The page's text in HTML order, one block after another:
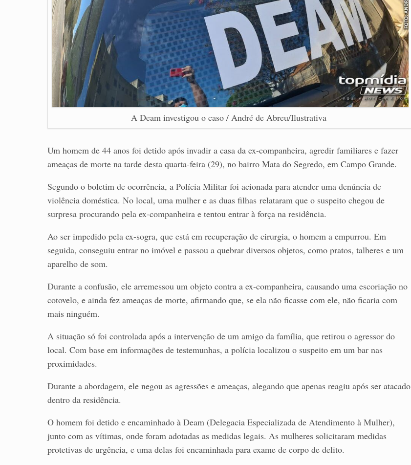
A Deam investigou o caso / André de Abreu/Ilustrativa
Um homem de 44 anos foi detido após invadir a casa da ex-companheira, agredir familiares e fazer
ameaças de morte na tarde desta quarta-feira (29), no bairro Mata do Segredo, em Campo Grande.
Segundo o boletim de ocorrência, a Polícia Militar foi acionada para atender uma denúncia de
violência doméstica. No local, uma mulher e as duas filhas relataram que o suspeito chegou de
surpresa procurando pela ex-companheira e tentou entrar à força na residência.
Ao ser impedido pela ex-sogra, que está em recuperação de cirurgia, o homem a empurrou. Em
seguida, conseguiu entrar no imóvel e passou a quebrar diversos objetos, como pratos, talheres e um
aparelho de som.
Durante a confusão, ele arremessou um objeto contra a ex-companheira, causando uma escoriação no
cotovelo, e ainda fez ameaças de morte, afirmando que, se ela não ficasse com ele, não ficaria com
mais ninguém.
A situação só foi controlada após a intervenção de um amigo da família, que retirou o agressor do
local. Com base em informações de testemunhas, a polícia localizou o suspeito em um bar nas
proximidades.
Durante a abordagem, ele negou as agressões e ameaças, alegando que apenas reagiu após ser atacado
dentro da residência.
O homem foi detido e encaminhado à Deam (Delegacia Especializada de Atendimento à Mulher),
junto com as vítimas, onde foram adotadas as medidas legais. As mulheres solicitaram medidas
protetivas de urgência, e uma delas foi encaminhada para exame de corpo de delito.